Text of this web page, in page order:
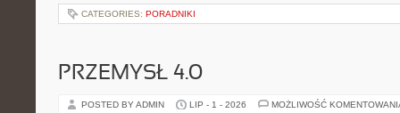
CATEGORIES: PORADNIKI
PRZEMYSŁ 4.0
POSTED BY ADMIN LIP - 1 - 2026 MOŻLIWOŚĆ